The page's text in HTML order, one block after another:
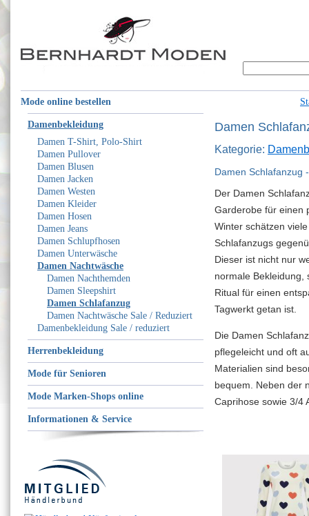
Mode online bestellen
Damenbekleidung
Damen T-Shirt, Polo-Shirt
Damen Pullover
Damen Blusen
Damen Jacken
Damen Westen
Damen Kleider
Damen Hosen
Damen Jeans
Damen Schlupfhosen
Damen Unterwäsche
Damen Nachtwäsche
Damen Nachthemden
Damen Sleepshirt
Damen Schlafanzug
Damen Nachtwäsche Sale / Reduziert
Damenbekleidung Sale / reduziert
Herrenbekleidung
Mode für Senioren
Mode Marken-Shops online
Informationen & Service
Damen
Kategorie:
Damen Schlafanzug
Der Damen
Garderobe für einen
Winter schätzen
Schlafanzugs
Dieser ist nicht nur
normale Bekleidung,
Ritual für einen
Tagwerkt getan ist.
Die Damen
pflegeleicht und oft
Materialien sind
bequem. Neben der
Caprihose sowie 3/4